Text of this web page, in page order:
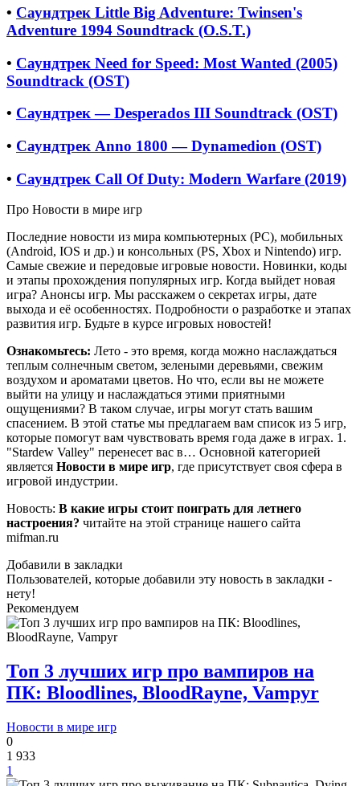
• Саундтрек Little Big Adventure: Twinsen's
Adventure 1994 Soundtrack (O.S.T.)
• Саундтрек Need for Speed: Most Wanted (2005)
Soundtrack (OST)
• Саундтрек — Desperados III Soundtrack (OST)
• Саундтрек Anno 1800 — Dynamedion (OST)
• Саундтрек Call Of Duty: Modern Warfare (2019)
Про Новости в мире игр
Последние новости из мира компьютерных (PC), мобильных
(Android, IOS и др.) и консольных (PS, Xbox и Nintendo) игр.
Самые свежие и передовые игровые новости. Новинки, коды
и этапы прохождения популярных игр. Когда выйдет новая
игра? Анонсы игр. Мы расскажем о секретах игры, дате
выхода и её особенностях. Подробности о разработке и этапах
развития игр. Будьте в курсе игровых новостей!
Ознакомьтесь: Лето - это время, когда можно наслаждаться
теплым солнечным светом, зелеными деревьями, свежим
воздухом и ароматами цветов. Но что, если вы не можете
выйти на улицу и наслаждаться этими приятными
ощущениями? В таком случае, игры могут стать вашим
спасением. В этой статье мы предлагаем вам список из 5 игр,
которые помогут вам чувствовать время года даже в играх. 1.
"Stardew Valley" перенесет вас в… Основной категорией
является Новости в мире игр, где присутствует своя сфера в
игровой индустрии.
Новость: В какие игры стоит поиграть для летнего
настроения? читайте на этой странице нашего сайта
mifman.ru
Добавили в закладки
Пользователей, которые добавили эту новость в закладки -
нету!
Рекомендуем
Топ 3 лучших игр про вампиров на
ПК: Bloodlines, BloodRayne, Vampyr
Новости в мире игр
0
1 933
1